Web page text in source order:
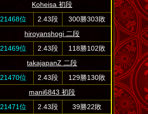
Koheisa 初段
21468位
2.43段
300勝303敗
hiroyanshogi 二段
21469位
2.43段
118勝102敗
takajapanZ 二段
21470位
2.43段
129勝130敗
mani6843 初段
21471位
2.43段
39勝22敗